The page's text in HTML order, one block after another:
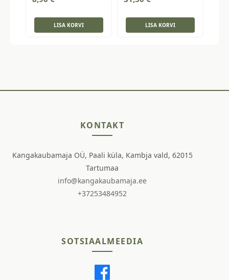
LISA KORVI LISA KORVI
KONTAKT
Kangakaubamaja OÜ, Paali küla, Kambja vald, 62015
Tartumaa
info@kangakaubamaja.ee
+37253484952
SOTSIAALMEEDIA